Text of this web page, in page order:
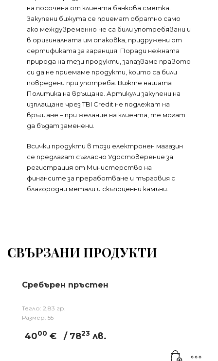
на посочена от клиента банкова сметка.
Закупени бижута се приемат обратно само
ако междувременно не са били употребявани и
в оригиналната им опаковка, придружени от
сертификата за гаранция. Поради нежната
природа на тези продукти, запазваме правото
си да не приемаме продукти, които са били
повредени при употреба. Вижте нашата
Политика на връщане . Артикули закупени на
изплащане чрез TBI Credit не подлежат на
връщане – при желание на клиента, те могат
да бъдат заменени.
Всички продукти в този електронен магазин
се предлагат съгласно Удостоверение за
регистрация от Министерство на
финансите за преработване и търговия с
благородни метали и скъпоценни камъни.
СВЪРЗАНИ ПРОДУКТИ
Сребърен пръстен
Тегло: 2,83 гр.
Размер: 55
4000 € / 7823 лв.